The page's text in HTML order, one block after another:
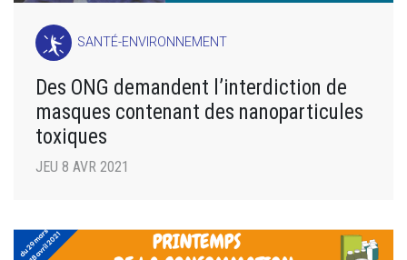
SANTÉ-ENVIRONNEMENT
Des ONG demandent l’interdiction de
masques contenant des nanoparticules
toxiques
JEU 8 AVR 2021